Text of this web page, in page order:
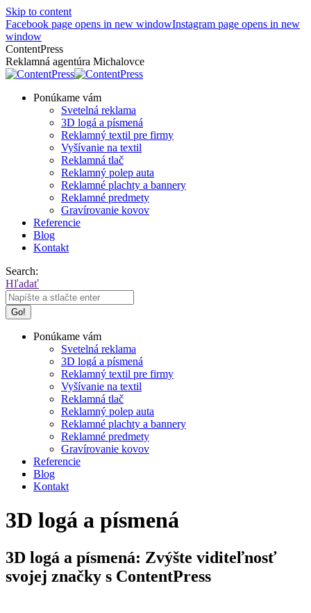
Skip to content
Facebook page opens in new windowInstagram page opens in new
window
ContentPress
Reklamná agentúra Michalovce
Ponúkame vám
Svetelná reklama
3D logá a písmená
Reklamný textil pre firmy
Vyšívanie na textil
Reklamná tlač
Reklamný polep auta
Reklamné plachty a bannery
Reklamné predmety
Gravírovanie kovov
Referencie
Blog
Kontakt
Search:
Hľadať
Ponúkame vám
Svetelná reklama
3D logá a písmená
Reklamný textil pre firmy
Vyšívanie na textil
Reklamná tlač
Reklamný polep auta
Reklamné plachty a bannery
Reklamné predmety
Gravírovanie kovov
Referencie
Blog
Kontakt
3D logá a písmená
3D logá a písmená: Zvýšte viditeľnosť
svojej značky s ContentPress